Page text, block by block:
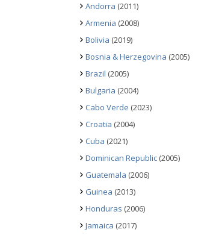
Andorra (2011)
Armenia (2008)
Bolivia (2019)
Bosnia & Herzegovina (2005)
Brazil (2005)
Bulgaria (2004)
Cabo Verde (2023)
Croatia (2004)
Cuba (2021)
Dominican Republic (2005)
Guatemala (2006)
Guinea (2013)
Honduras (2006)
Jamaica (2017)